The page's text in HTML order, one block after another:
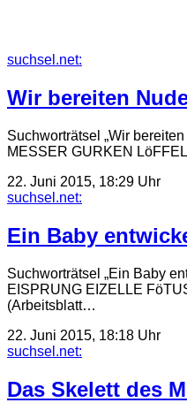
suchsel.net:
Wir bereiten
Suchworträtsel „Wir
MESSER GURKEN
22. Juni 2015, 18:29 Uhr
suchsel.net:
Ein Baby
Suchworträtsel „Ein Baby
EISPRUNG EIZELLE
(Arbeitsblatt…
22. Juni 2015, 18:18 Uhr
suchsel.net:
Das Skelett des